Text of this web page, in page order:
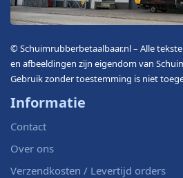
© Schuimrubberbetaalbaar.nl – Alle
en afbeeldingen zijn eigendom van
Gebruik zonder toestemming is niet
Informatie
Contact
Over ons
Verzendkosten / Levertijd orders